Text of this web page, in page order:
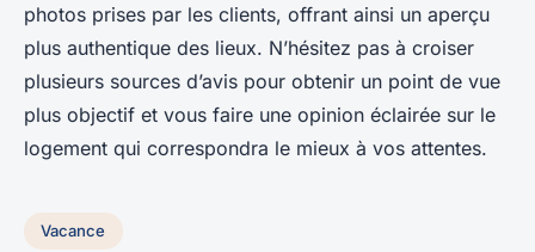
photos prises par les clients, offrant ainsi un aperçu
plus authentique des lieux. N’hésitez pas à croiser
plusieurs sources d’avis pour obtenir un point de vue
plus objectif et vous faire une opinion éclairée sur le
logement qui correspondra le mieux à vos attentes.
Vacance